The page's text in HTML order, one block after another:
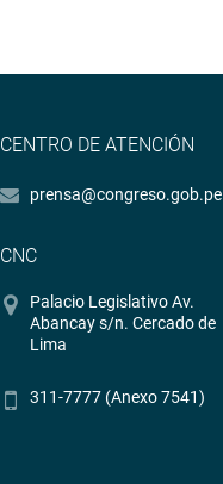
CENTRO DE ATENCIÓN
prensa@congreso.gob.pe
CNC
Palacio Legislativo Av.
Abancay s/n. Cercado de
Lima
311-7777 (Anexo 7541)